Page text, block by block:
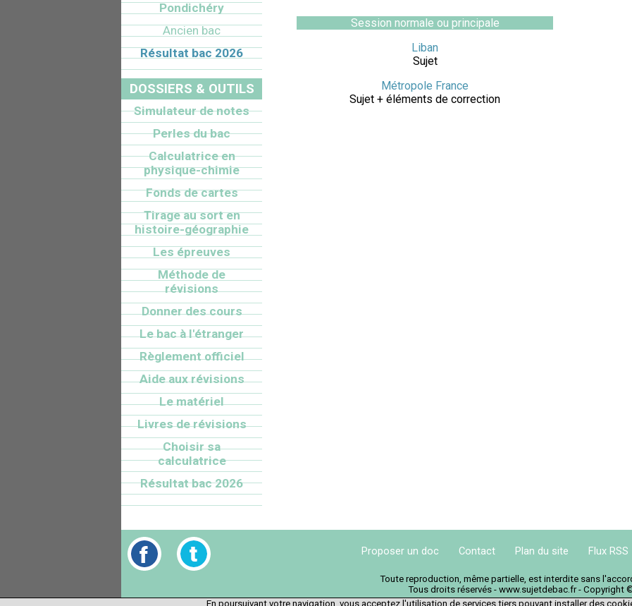
Session normale ou principale
Liban
Sujet
Métropole France
Sujet + éléments de correction
Pondichéry
Ancien bac
Résultat bac 2026
DOSSIERS & OUTILS
Simulateur de notes
Perles du bac
Calculatrice en
physique-chimie
Fonds de cartes
Tirage au sort en
histoire-géographie
Les épreuves
Méthode de
révisions
Donner des cours
Le bac à l'étranger
Règlement officiel
Aide aux révisions
Le matériel
Livres de révisions
Choisir sa
calculatrice
Résultat bac 2026
Proposer un doc Contact Plan du site Flux RSS
Toute reproduction, même partielle, est interdite sans
Tous droits réservés - www.sujetdebac.fr - Copyright
En poursuivant votre navigation, vous acceptez l'utilisation de services tiers pouvant installer des